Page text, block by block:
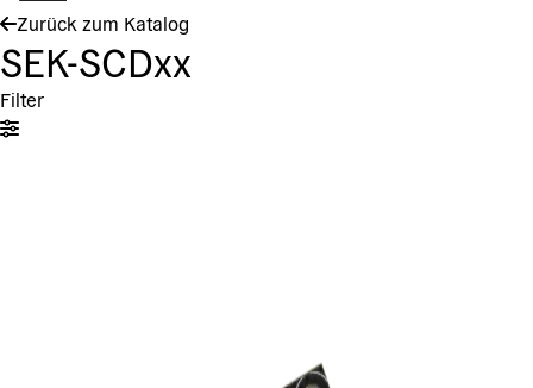
Zurück zum Katalog
SEK-SCDxx
Filter